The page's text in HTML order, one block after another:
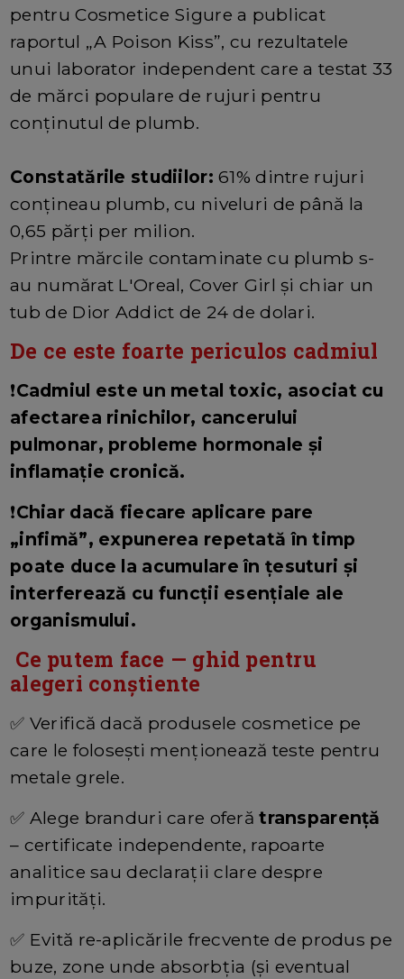
pentru Cosmetice Sigure a publicat
raportul „A Poison Kiss”, cu rezultatele
unui laborator independent care a testat 33
de mărci populare de rujuri pentru
conținutul de plumb.
Constatările studiilor:61% dintre rujuri
conțineau plumb, cu niveluri de până la
0,65 părți per milion.
Printre mărcile contaminate cu plumb s-
au numărat L'Oreal, Cover Girl și chiar un
tub de Dior Addict de 24 de dolari.
De ce este foarte periculos cadmiul
❗Cadmiul este un metal toxic, asociat cu
afectarea rinichilor, cancerului
pulmonar, probleme hormonale și
inflamație cronică.
❗Chiar dacă fiecare aplicare pare
„infimă”, expunerea repetată în timp
poate duce la acumulare în țesuturi și
interferează cu funcții esențiale ale
organismului.
Ce putem face — ghid pentru
alegeri conștiente
✅ Verifică dacă produsele cosmetice pe
care le folosești menționează teste pentru
metale grele.
✅ Alege branduri care oferătransparență
– certificate independente, rapoarte
analitice sau declarații clare despre
impurități.
✅ Evită re-aplicările frecvente de produs pe
buze, zone unde absorbția (și eventual